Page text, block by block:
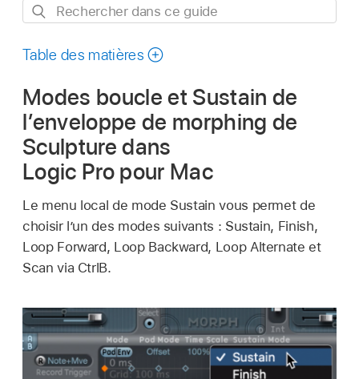
Rechercher
ce
Table des matières
Modes boucle et Sustain de
l’enveloppe de morphing de
Sculpture dans
Logic Pro pour Mac
Le menu local de mode Sustain vous permet de
choisir l’un des modes suivants : Sustain, Finish,
Loop Forward, Loop Backward, Loop Alternate et
Scan via CtrlB.